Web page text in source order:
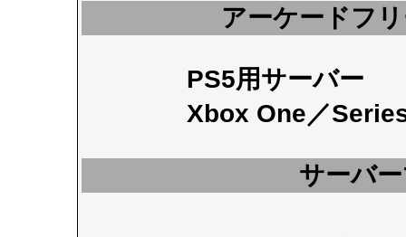
アーケードフ
PS5用サーバー
Xbox One／
サーバ